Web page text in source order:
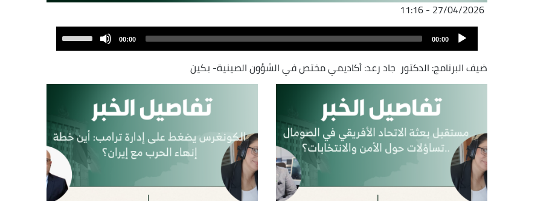
27/04/2026 - 11:16
ملف
الصوت
Audio
Player
00:00
00:00
decrease
volume.
ضيف البرنامج: الدكتور جاد رعد: أكاديمي مختص في الشؤون الصينية- بكين